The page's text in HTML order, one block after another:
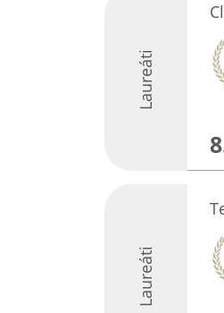
Laureáti
Laureáti